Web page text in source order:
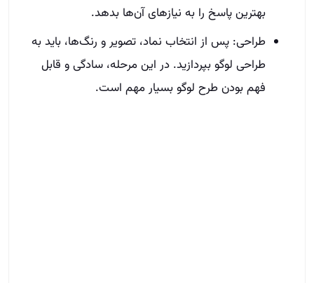
بهترین پاسخ را به نیازهای آن‌ها بدهد.
طراحی: پس از انتخاب نماد، تصویر و رنگ‌ها، باید به
طراحی لوگو بپردازید. در این مرحله، سادگی و قابل
فهم بودن طرح لوگو بسیار مهم است.